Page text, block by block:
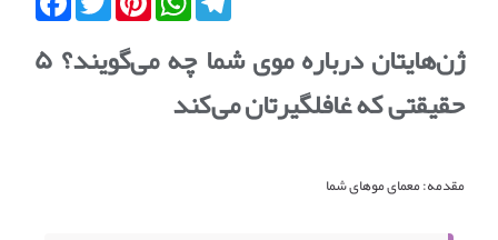
ژن‌هایتان درباره موی شما چه می‌گویند؟ ۵
حقیقتی که غافلگیرتان می‌کند
مقدمه: معمای موهای شما